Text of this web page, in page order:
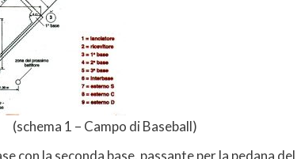
di Baseball)
con la seconda base, passante per la pedana del